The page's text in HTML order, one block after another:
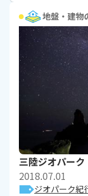
地盤・建物
三陸ジオパーク
2018.07.01
ジオパーク紀